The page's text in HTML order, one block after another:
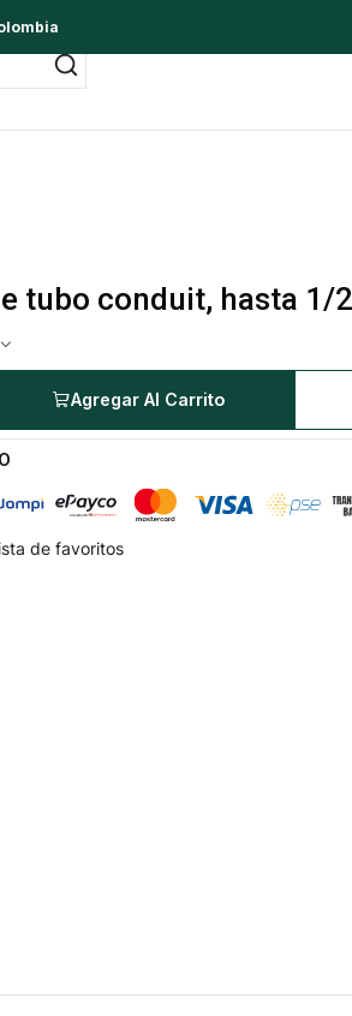
tubo conduit, hasta 1/
Agregar Al Carrito
de favoritos